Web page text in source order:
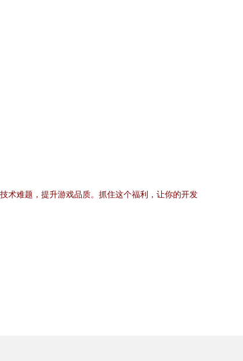
术难题，提升游戏品质。抓住这个福利，让你的开发